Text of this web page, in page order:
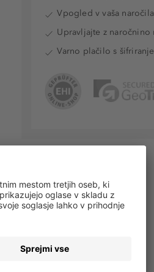
Vpogled v vaša
Upravljajte z naročnino
Varno plačilo s